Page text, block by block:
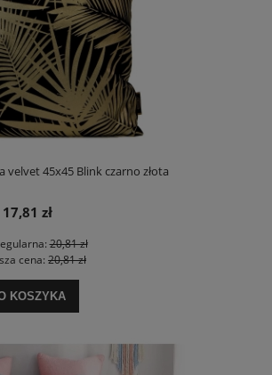
velvet 45x45 Blink czarno złota
17,81 zł
20,81 zł
cena: 20,81 zł
KOSZYKA